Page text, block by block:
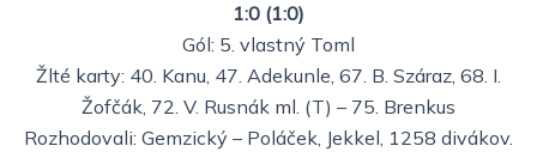
1:0 (1:0)
Gól: 5. vlastný Toml
Žlté karty: 40. Kanu, 47. Adekunle, 67. B. Száraz, 68. I.
Žofčák, 72. V. Rusnák ml. (T) – 75. Brenkus
Rozhodovali: Gemzický – Poláček, Jekkel, 1258 divákov.